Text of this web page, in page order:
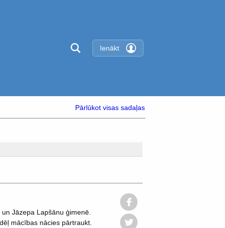
Ienākt
Pārlūkot visas sadaļas
Jāzepa Lapšānu ģimenē.
mācības nācies pārtraukt.